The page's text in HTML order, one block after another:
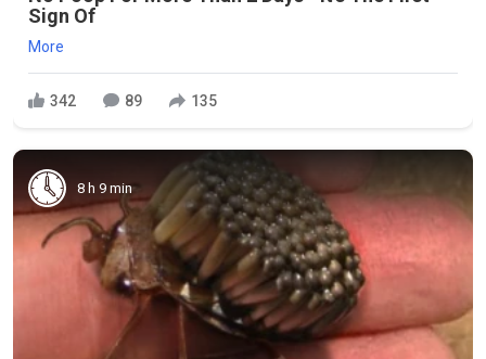
Sign Of
More
342 89 135
8 h 9 min